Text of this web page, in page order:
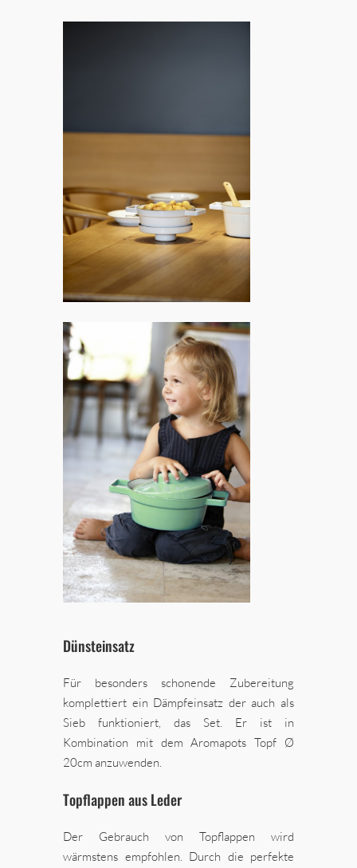
Dünsteinsatz
Für besonders schonende Zubereitung
komplettiert ein Dämpfeinsatz der auch als
Sieb funktioniert, das Set. Er ist in
Kombination mit dem Aromapots Topf Ø
20cm anzuwenden.
Topflappen aus Leder
Der Gebrauch von Topflappen wird
wärmstens empfohlen. Durch die perfekte